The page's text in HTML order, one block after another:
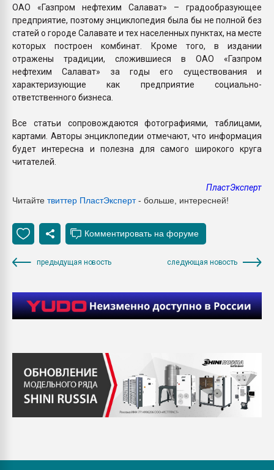
ОАО «Газпром нефтехим Салават» – градообразующее
предприятие, поэтому энциклопедия была бы не полной без
статей о городе Салавате и тех населенных пунктах, на месте
которых построен комбинат. Кроме того, в издании
отражены традиции, сложившиеся в ОАО «Газпром
нефтехим Салават» за годы его существования и
характеризующие как предприятие социально-
ответственного бизнеса.
Все статьи сопровождаются фотографиями, таблицами,
картами. Авторы энциклопедии отмечают, что информация
будет интересна и полезна для самого широкого круга
читателей.
ПластЭксперт
Читайте твиттер ПластЭксперт- больше, интересней!
предыдущая новость следующая новость